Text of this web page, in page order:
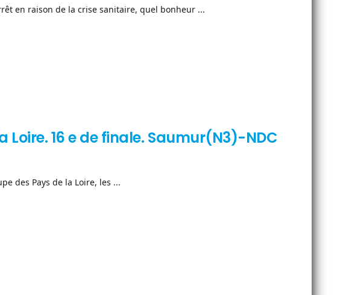
en raison de la crise sanitaire, quel bonheur ...
Loire. 16 e de finale. Saumur(N3)-NDC
des Pays de la Loire, les ...